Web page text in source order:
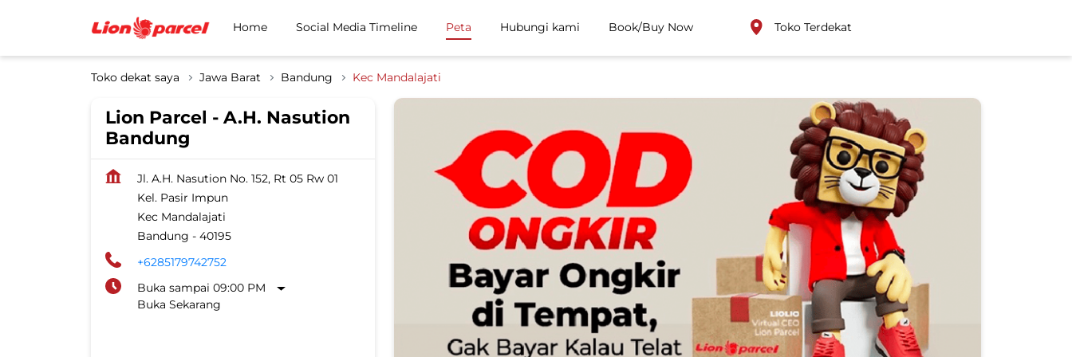
Home Social Media Timeline Peta Hubungi kami Book/Buy Now Toko Terdekat
Toko dekat saya Jawa Barat Bandung Kec Mandalajati
Lion Parcel - A.H. Nasution
Bandung
Jl. A.H. Nasution No. 152, Rt 05 Rw 01
Kel. Pasir Impun
Kec Mandalajati
Bandung - 40195
+6285179742752
Buka sampai 09:00 PM
Buka Sekarang